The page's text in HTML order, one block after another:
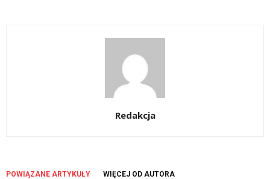
Redakcja
POWIĄZANE ARTYKUŁY WIĘCEJ OD AUTORA